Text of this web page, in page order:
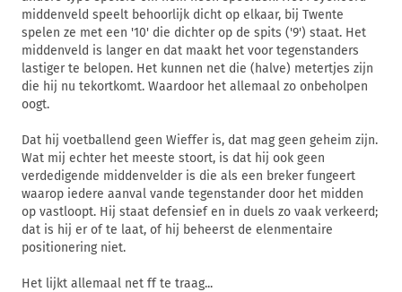
middenveld speelt behoorlijk dicht op elkaar, bij Twente
spelen ze met een '10' die dichter op de spits ('9') staat. Het
middenveld is langer en dat maakt het voor tegenstanders
lastiger te belopen. Het kunnen net die (halve) metertjes zijn
die hij nu tekortkomt. Waardoor het allemaal zo onbeholpen
oogt.
Dat hij voetballend geen Wieffer is, dat mag geen geheim zijn.
Wat mij echter het meeste stoort, is dat hij ook geen
verdedigende middenvelder is die als een breker fungeert
waarop iedere aanval vande tegenstander door het midden
op vastloopt. Hij staat defensief en in duels zo vaak verkeerd;
dat is hij er of te laat, of hij beheerst de elenmentaire
positionering niet.
Het lijkt allemaal net ff te traag...